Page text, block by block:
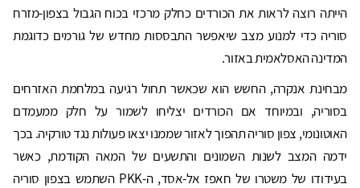
הייתה רוצה לראות את הכורדים כחלק מרכזי בכוח הגבול בצפון-מזרח
סוריה כדי למנוע מצב שיאפשר התבססות מחדש של גורמים כדוגמת
המדינה האסלאמית באזור.
מבחינת אנקרה, החשש הוא שכאשר תחול רגיעה במלחמת האזרחים
בסוריה, ובמיוחד אם הכורדים יצליחו לשמור על חלק ממעמדם
האוטונומי, צפון סוריה תהפוך לאזור שממנו יצאו פעולות נגד טורקיה. בכך
ידמה המצב לשנות השמונים והתשעים של המאה הקודמת, כאשר
בעידודו של משטרו של חאפז אל-אסד, ה-PKK השתמש בצפון סוריה